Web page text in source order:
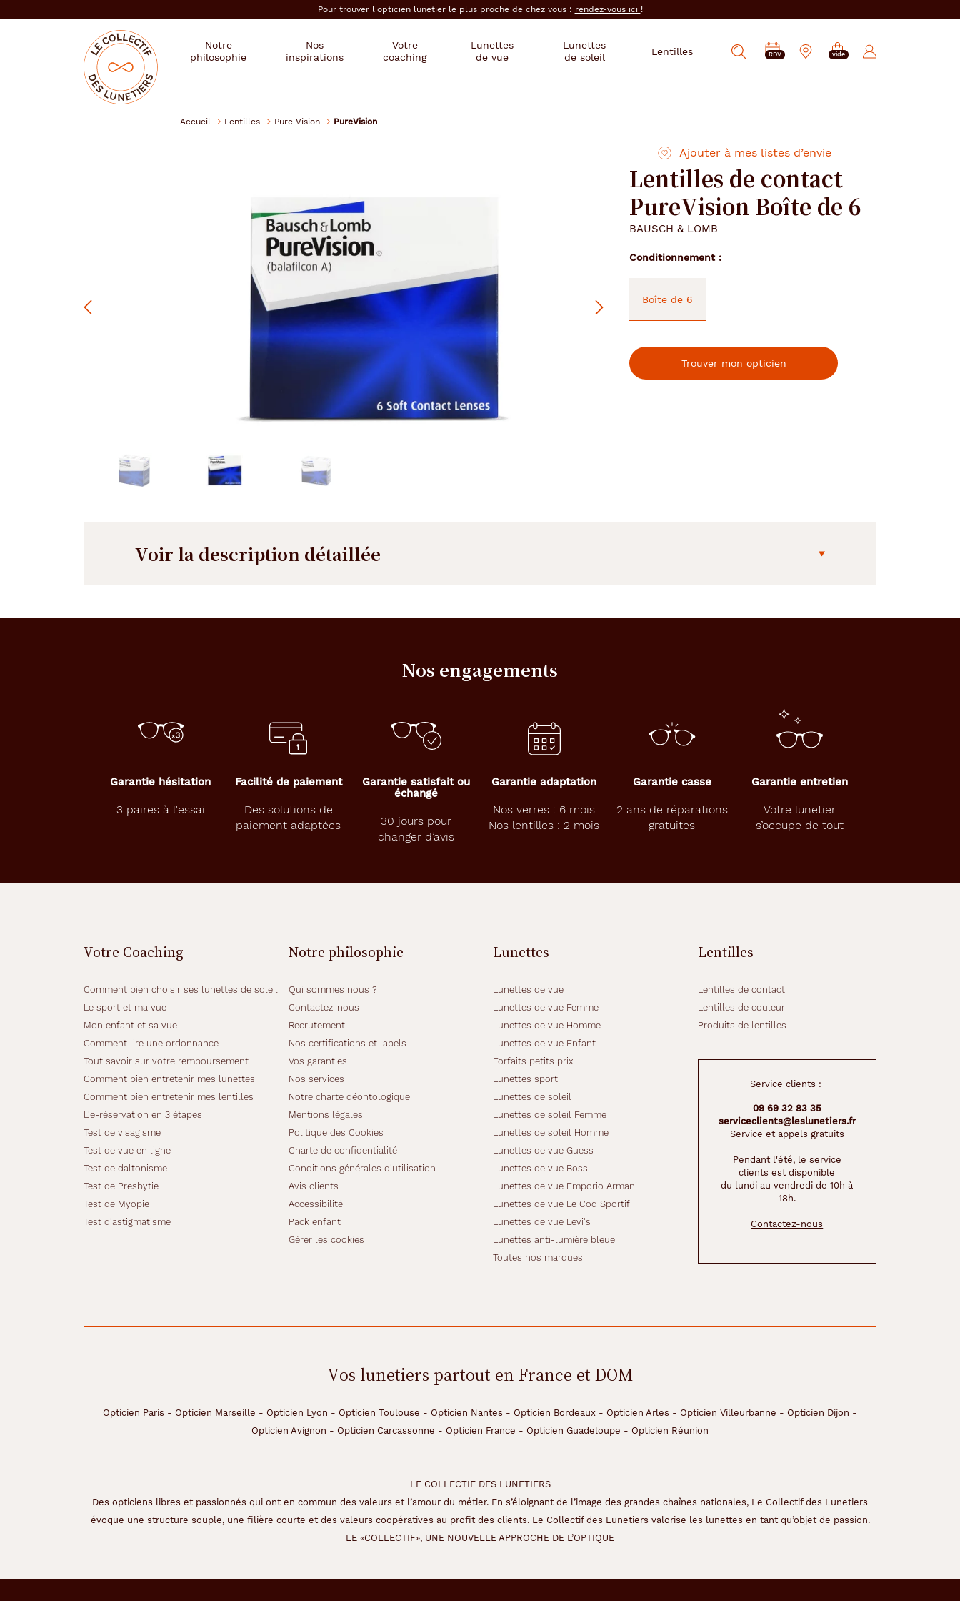
Pour trouver l'opticien lunetier le plus proche de chez vous : rendez-vous ici !
Opticien
le
collectif
des
lunetiers
Notre
philosophie
Nos
inspirations
Votre
coaching
Lunettes
de vue
Lunettes
de soleil
Lentilles
AfficherPRENDRE
RDV
Mes
vide
Accueil Lentilles Pure Vision PureVision
Ajouter à mes listes d’envie
Précédent Suivant
Lentilles de contact
PureVision Boîte de 6
BAUSCH & LOMB
Conditionnement
Boîte de 6
Trouver mon opticien
Voir la description détaillée
e
e
l
m
e
n
t
e
n
s
u
l
d
e
B
u
m
Nos engagements
Garantie hésitation
3 paires à l'essai
Facilité de paiement
Des solutions de
paiement adaptées
Garantie satisfait ou
échangé
30 jours pour
changer d’avis
Garantie adaptation
Nos verres : 6 mois
Nos lentilles : 2 mois
Garantie casse
2 ans de réparations
gratuites
Garantie entretien
Votre lunetier
s’occupe de tout
Votre Coaching
Comment bien choisir ses lunettes de soleil
Le sport et ma vue
Mon enfant et sa vue
Comment lire une ordonnance
Tout savoir sur votre remboursement
Comment bien entretenir mes lunettes
Comment bien entretenir mes lentilles
L'e-réservation en 3 étapes
Test de visagisme
Test de vue en ligne
Test de daltonisme
Test de Presbytie
Test de Myopie
Test d'astigmatisme
Notre philosophie
Qui sommes nous ?
Contactez-nous
Recrutement
Nos certifications et labels
Vos garanties
Nos services
Notre charte déontologique
Mentions légales
Politique des Cookies
Charte de confidentialité
Conditions générales d'utilisation
Avis clients
Accessibilité
Pack enfant
Gérer les cookies
Lunettes
Lunettes de vue
Lunettes de vue Femme
Lunettes de vue Homme
Lunettes de vue Enfant
Forfaits petits prix
Lunettes sport
Lunettes de soleil
Lunettes de soleil Femme
Lunettes de soleil Homme
Lunettes de vue Guess
Lunettes de vue Boss
Lunettes de vue Emporio Armani
Lunettes de vue Le Coq Sportif
Lunettes de vue Levi's
Lunettes anti-lumière bleue
Toutes nos marques
Lentilles
Lentilles de contact
Lentilles de couleur
Produits de lentilles
Service clients :
09 69 32 83 35
serviceclients@leslunetiers.fr
Service et appels gratuits
Pendant l'été, le service
clients est disponible
du lundi au vendredi de 10h à
18h.
Contactez-nous
Vos lunetiers partout en France et DOM
Opticien Paris - Opticien Marseille - Opticien Lyon - Opticien Toulouse - Opticien Nantes - Opticien Bordeaux - Opticien Arles - Opticien Villeurbanne - Opticien Dijon -
Opticien Avignon - Opticien Carcassonne - Opticien France - Opticien Guadeloupe - Opticien Réunion
LE COLLECTIF DES LUNETIERS
Des opticiens libres et passionnés qui ont en commun des valeurs et l’amour du métier. En s’éloignant de l’image des grandes chaînes nationales, Le Collectif des Lunetiers
évoque une structure souple, une filière courte et des valeurs coopératives au profit des clients. Le Collectif des Lunetiers valorise les lunettes en tant qu’objet de passion.
LE «COLLECTIF», UNE NOUVELLE APPROCHE DE L’OPTIQUE